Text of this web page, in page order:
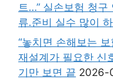
트…” 실손보험 청구
류.준비 실수 많이
“놓치면 손해보는
재설계가 필요한 신
기만 보면 끝 2026-